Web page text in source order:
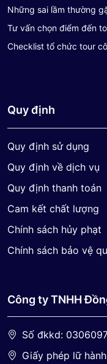
Những sai lầm thường
Tư vấn chọn điểm đến
Checklist tổ chức tour
Quy định
Quy định sử dụng
Quy định về dịch vụ
Quy định thanh toán
Cam kết chất lượng
Chính sách hủy phạt
Chính sách bảo vệ
Công ty TNHH
Số đkkd:
Giấy phép lữ